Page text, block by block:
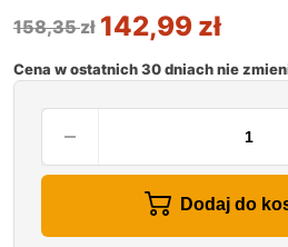
158,35zł 142,99 zł
Cena w ostatnich 30 dniach nie
Dodaj do